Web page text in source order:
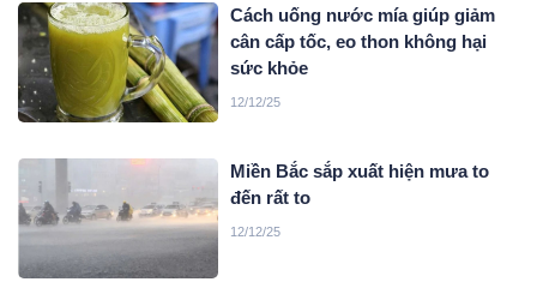
Cách uống nước mía giúp giảm
cân cấp tốc, eo thon không hại
sức khỏe
12/12/25
Miền Bắc sắp xuất hiện mưa to
đến rất to
12/12/25